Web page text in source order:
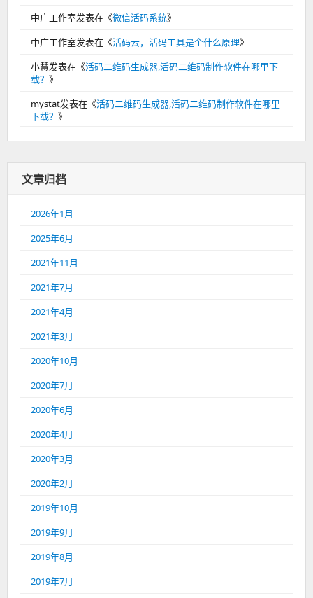
中广工作室发表在《微信活码系统》
中广工作室发表在《活码云，活码工具是个什么原理》
小慧发表在《活码二维码生成器,活码二维码制作软件在哪里下
载？ 》
mystat发表在《活码二维码生成器,活码二维码制作软件在哪里
下载？ 》
文章归档
2026年1月
2025年6月
2021年11月
2021年7月
2021年4月
2021年3月
2020年10月
2020年7月
2020年6月
2020年4月
2020年3月
2020年2月
2019年10月
2019年9月
2019年8月
2019年7月